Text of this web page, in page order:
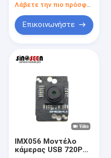
Λάβετε την πιο πρόσφατη τιμή
Επικοινωνήστε
IMX056 Μοντέλο
κάμερας USB 720P